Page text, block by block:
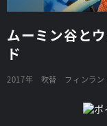
ムーミン谷と
ド
2017年 吹替 フィンラン